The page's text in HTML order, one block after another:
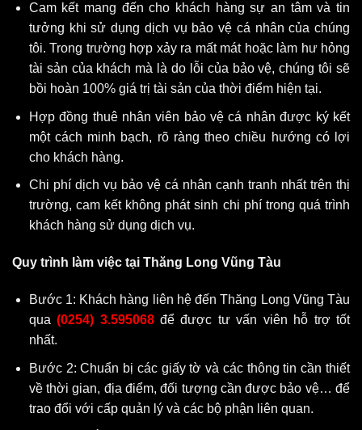
Cam kết mang đến cho khách hàng sự an tâm và tin
tưởng khi sử dụng dịch vụ bảo vệ cá nhân của chúng
tôi. Trong trường hợp xảy ra mất mát hoặc làm hư hỏng
tài sản của khách mà là do lỗi của bảo vệ, chúng tôi sẽ
bồi hoàn 100% giá trị tài sản của thời điểm hiện tại.
Hợp đồng thuê nhân viên bảo vệ cá nhân được ký kết
một cách minh bạch, rõ ràng theo chiều hướng có lợi
cho khách hàng.
Chi phí dịch vụ bảo vệ cá nhân cạnh tranh nhất trên thị
trường, cam kết không phát sinh chi phí trong quá trình
khách hàng sử dụng dịch vụ.
Quy trình làm việc tại Thăng Long Vũng Tàu
Bước 1: Khách hàng liên hệ đến Thăng Long Vũng Tàu
qua(0254) 3.595068 để được tư vấn viên hỗ trợ tốt
nhất.
Bước 2: Chuẩn bị các giấy tờ và các thông tin cần thiết
về thời gian, địa điểm, đối tượng cần được bảo vệ… để
trao đổi với cấp quản lý và các bộ phận liên quan.